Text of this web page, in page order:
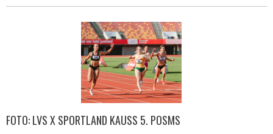
FOTO: LVS X SPORTLAND KAUSS 5. POSMS